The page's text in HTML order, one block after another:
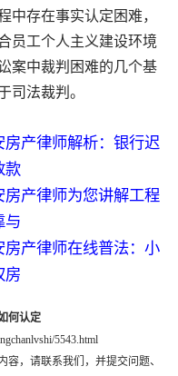
中存在事实认定困难，
员工个人主义建设环境
案中裁判困难的几个基
司法裁判。
房产律师解析：银行迟
款
房产律师为您讲解工程
与
房产律师在线普法：小
房
何认定
5543.html
，请联系我们，并提交问题、